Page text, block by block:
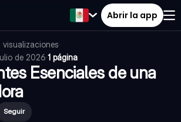
Abrir la app
visualizaciones·
de 2026·1 página
Esenciales de una
Seguir